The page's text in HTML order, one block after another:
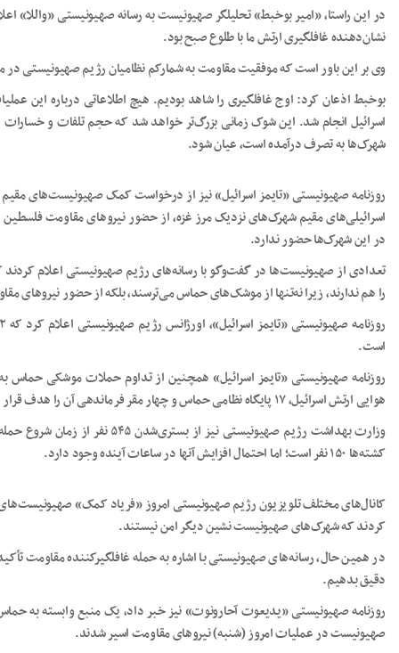
در این راستا، «امیر بوخبط» تحلیلگر صهیونیست به رسانه صهیونیستی
نشان‌دهنده غافلگیری ارتش ما با طلوع صبح بود.
وی بر این باور است که موفقیت مقاومت به شمارکم نظامیان رژیم صهیونیستی در
بوخبط اذعان کرد: اوج غافلگیری را شاهد بودیم. هیچ اطلاعاتی درباره این
اسرائیل انجام شد. این شوک زمانی بزرگ‌تر خواهد شد که حجم تلفات و
شهرک‌ها به تصرف درآمده است، عیان شود.
روزنامه صهیونیستی «تایمز اسرائیل» نیز از درخواست کمک صهیونیست‌های
اسرائیلی‌های مقیم شهرک‌های نزدیک مرز غزه، از حضور نیروهای مقاومت فلسطین
در این شهرک‌ها حضور ندارد.
تعدادی از صهیونیست‌ها در گفت‌وگو با رسانه‌های رژیم صهیونیستی اعلام
را هم ندارند، زیرا نه‌تنها از موشک‌های حماس می‌ترسند، بلکه از حضور نیروهای
است.
هوایی ارتش اسرائیل، ۱۷ پایگاه نظامی حماس و چهار مقر فرماندهی آن را هدف قرار داده است.
وزارت بهداشت رژیم صهیونیستی
کشته‌ها ۱۵۰ نفر است؛ اما احتمال افزایش آنها در ساعات آینده وجود دارد.
کانال‌های مختلف تلویزیون رژیم صهیونیستی امروز «فریاد کمک»
کردند که شهرک‌های صهیونیست نشین دیگر امن نیستند.
در همین حال، رسانه‌های صهیونیستی با اشاره به حمله غافلگیرکننده مقاومت
دقیق بدهیم.
صهیونیست در عملیات امروز (شنبه) نیروهای مقاومت اسیر شدند.